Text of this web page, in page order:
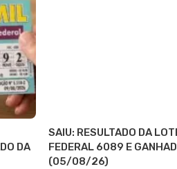
DA
SAIU: RESULTADO DA
FEDERAL 6089 E
(05/08/26)